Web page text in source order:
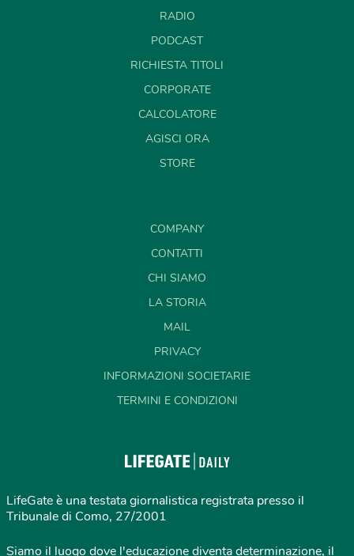
RADIO
PODCAST
RICHIESTA TITOLI
CORPORATE
CALCOLATORE
AGISCI ORA
STORE
COMPANY
CONTATTI
CHI SIAMO
LA STORIA
MAIL
PRIVACY
INFORMAZIONI SOCIETARIE
TERMINI E CONDIZIONI
LifeGate è una testata giornalistica registrata presso il
Tribunale di Como, 27/2001
Siamo il luogo dove l'educazione diventa determinazione, il